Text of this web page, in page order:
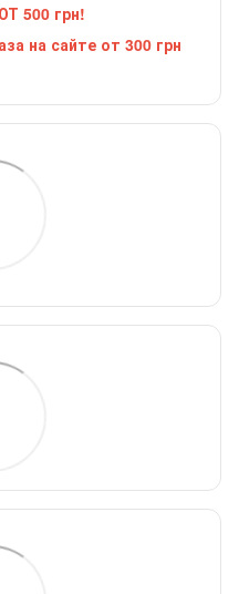
500 грн!
на сайте от 300 грн